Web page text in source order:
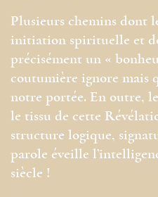
Plusieurs chemins dont
initiation spirituelle et
précisément un «
coutumière ignore mais
notre portée. En outre,
le tissu de cette
structure logique,
parole éveille
siècle !